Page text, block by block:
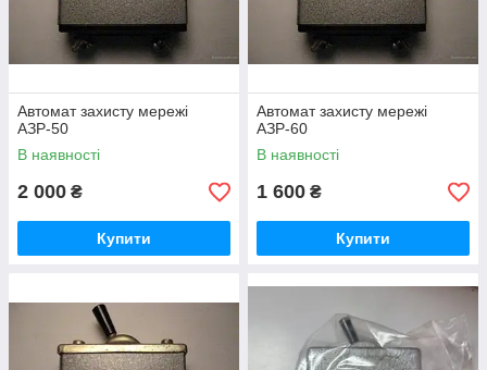
Автомат захисту мережі
АЗР-50
В наявності
2 000 ₴
Купити
Автомат захисту мережі
АЗР-60
В наявності
1 600 ₴
Купити